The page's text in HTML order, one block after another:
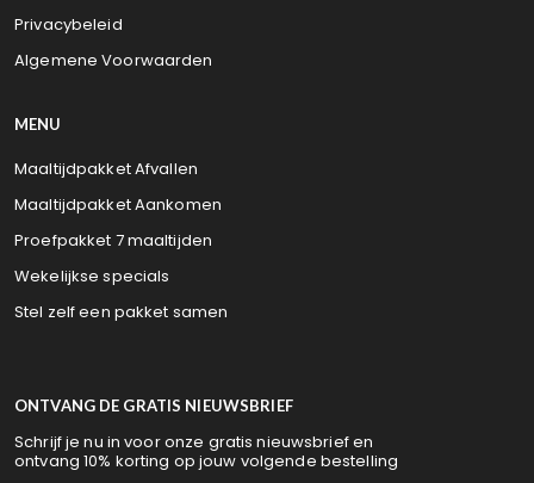
Privacybeleid
Algemene Voorwaarden
MENU
Maaltijdpakket Afvallen
Maaltijdpakket Aankomen
Proefpakket 7 maaltijden
Wekelijkse specials
Stel zelf een pakket samen
ONTVANG DE GRATIS NIEUWSBRIEF
Schrijf je nu in voor onze gratis nieuwsbrief en
ontvang 10% korting op jouw volgende bestelling